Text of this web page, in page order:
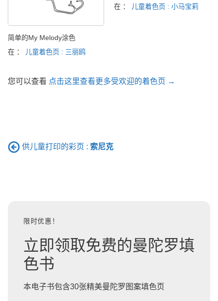
简单的My Melody涂色
在 ：
儿童着色页 : 三丽鸥
在 ：
儿童着色页 : 小马宝莉
您可以查看 点击这里查看更多受欢迎的着色页 →
供儿童打印的彩页 : 索尼克
限时优惠！
立即领取免费的曼陀罗填
色书
本电子书包含30张精美曼陀罗图案填色页